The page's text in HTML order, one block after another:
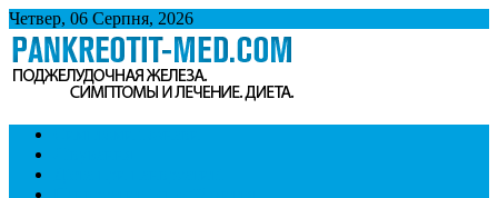
Четвер, 06 Серпня, 2026
Панкреатит
Підшлункова залоза. Симптоми і лікування панкреатиту. Дієта
при панкреатиті.